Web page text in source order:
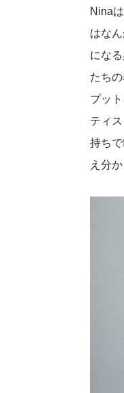
Nina
はな
にな
たち
プッ
ティ
持ち
え分